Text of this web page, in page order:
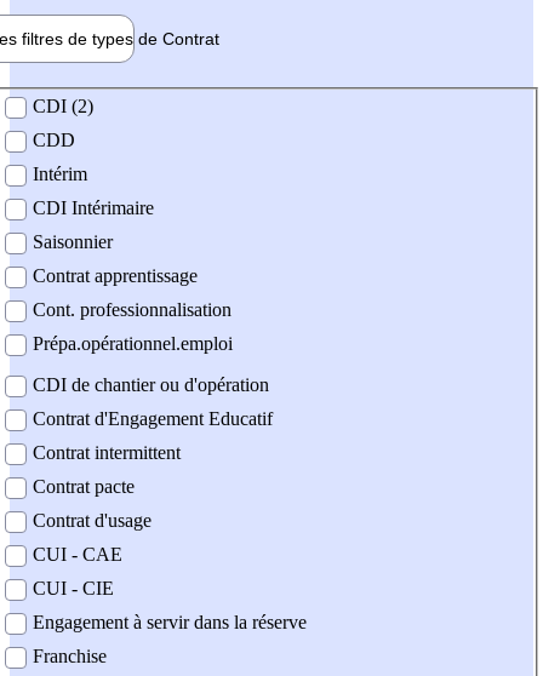
filtres de types de Contrat
contrat
CDI (2)
CDD
Intérim
CDI Intérimaire
Saisonnier
Contrat apprentissage
Cont. professionnalisation
Prépa.opérationnel.emploi
CDI de chantier ou d'opération
Contrat d'Engagement Educatif
Contrat intermittent
Contrat pacte
Contrat d'usage
CUI - CAE
CUI - CIE
Engagement à servir dans la réserve
Franchise